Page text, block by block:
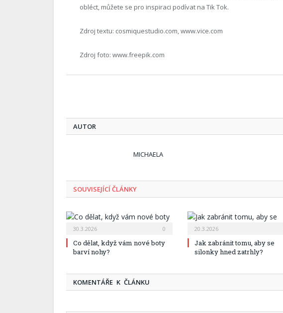
obléct, můžete se pro inspiraci podívat na Tik Tok.
Zdroj textu: cosmiquestudio.com, www.vice.com
Zdroj foto: www.freepik.com
AUTOR
MICHAELA
SOUVISEJÍCÍ ČLÁNKY
30.3.2026 0
Co dělat, když vám nové boty
barví nohy?
20.3.2026
Jak zabránit tomu, aby se
silonky hned zatrhly?
KOMENTÁŘE K ČLÁNKU